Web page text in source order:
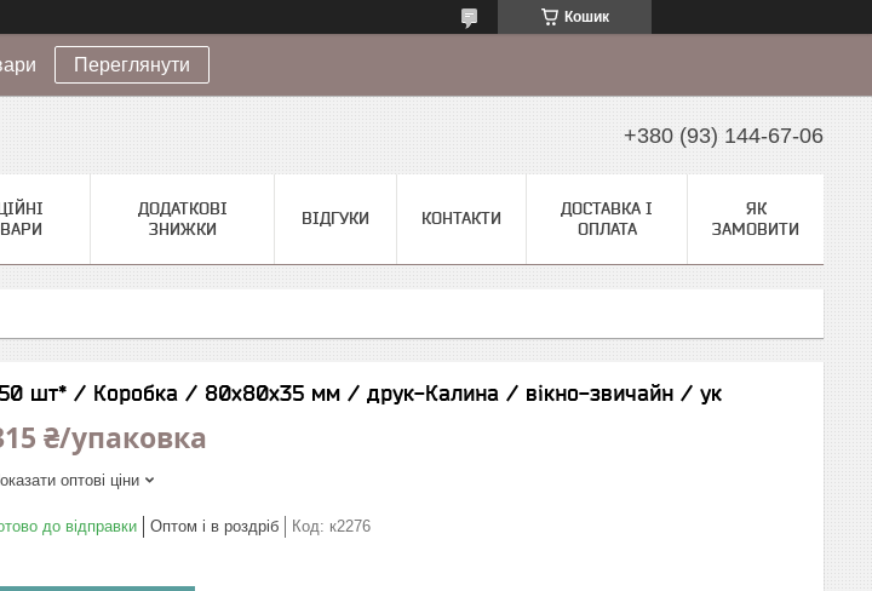
Кошик
Переглянути
+380 (93) 144-67-06
ДОДАТКОВІ
ЗНИЖКИ
ВІДГУКИ КОНТАКТИ
ДОСТАВКА І
ОПЛАТА
ЯК
ЗАМОВИТИ
шт* / Коробка / 80х80х35 мм / друк-Калина / вікно-звичайн / ук
₴/упаковка
оптові ціни
до відправки Оптом і в роздріб Код: к2276